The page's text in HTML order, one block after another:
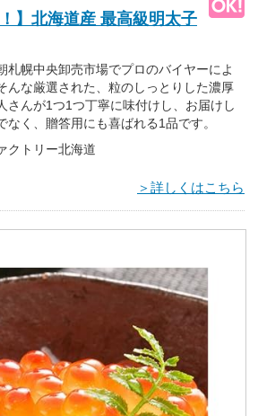
】北海道産 最高級明太子
札幌中央卸売市場でプロのバイヤーによ
んな厳選された、粒のしっとりした濃厚
さんが1つ1つ丁寧に味付けし、お届けし
なく、贈答用にも喜ばれる1品です。
クトリー北海道
＞詳しくはこちら